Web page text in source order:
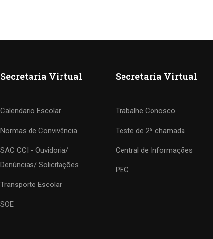
Secretaria Virtual
Calendario Escolar
Normas de Convivência
SAC CCI - Ouvidoria/
Denúncias/ Solicitações
Transporte Escolar
SOE
Secretaria Virtual
Trabalhe Conosco
Teste de 2ª chamada
Central de Informações
PEC
COLÉGIO CCI